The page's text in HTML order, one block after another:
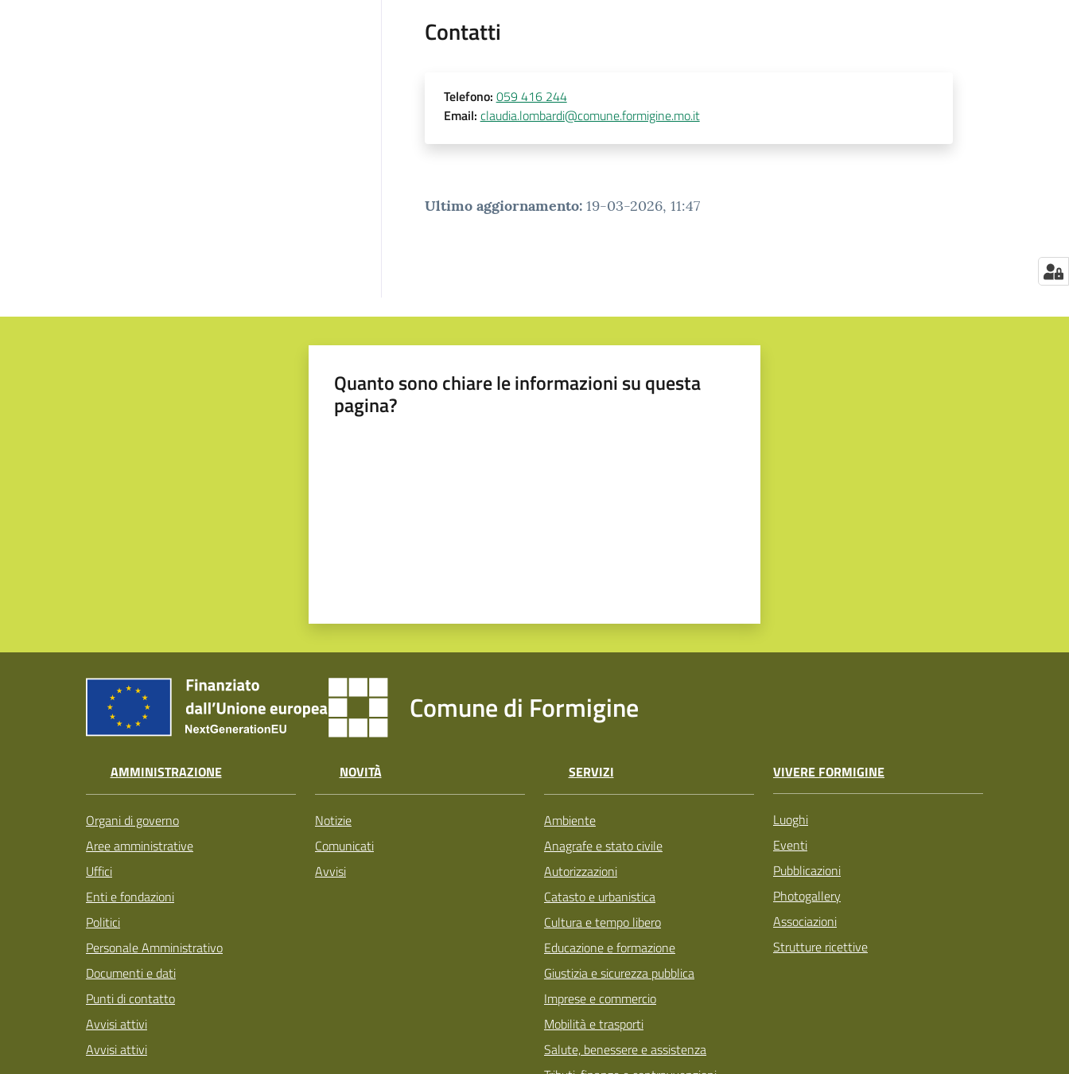
Contatti
Telefono: 059 416 244
Email: claudia.lombardi@comune.formigine.mo.it
Ultimo aggiornamento: 19-03-2026, 11:47
Quanto sono chiare le informazioni su questa
pagina?
Comune di Formigine
AMMINISTRAZIONE
Organi di governo
Aree amministrative
Uffici
Enti e fondazioni
Politici
Personale Amministrativo
Documenti e dati
Punti di contatto
Avvisi attivi
Avvisi attivi
NOVITÀ
Notizie
Comunicati
Avvisi
SERVIZI
Ambiente
Anagrafe e stato civile
Autorizzazioni
Catasto e urbanistica
Cultura e tempo libero
Educazione e formazione
Giustizia e sicurezza pubblica
Imprese e commercio
Mobilità e trasporti
Salute, benessere e assistenza
VIVERE FORMIGINE
Luoghi
Eventi
Pubblicazioni
Photogallery
Associazioni
Strutture ricettive